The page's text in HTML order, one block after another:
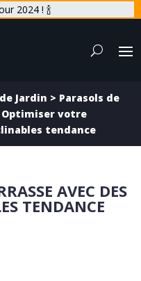
2024 ! 🍾
Jardin > Parasols de
Optimiser votre
tendance
AVEC DES
TENDANCE